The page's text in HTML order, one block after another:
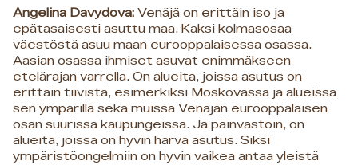
Angelina Davydova: Venäjä on erittäin iso ja
epätasaisesti asuttu maa. Kaksi kolmasosaa
väestöstä asuu maan eurooppalaisessa osassa.
Aasian osassa ihmiset asuvat enimmäkseen
etelärajan varrella. On alueita, joissa asutus on
erittäin tiivistä, esimerkiksi Moskovassa ja alueissa
sen ympärillä sekä muissa Venäjän eurooppalaisen
osan suurissa kaupungeissa. Ja päinvastoin, on
alueita, joissa on hyvin harva asutus. Siksi
ympäristöongelmiin on hyvin vaikea antaa yleistä